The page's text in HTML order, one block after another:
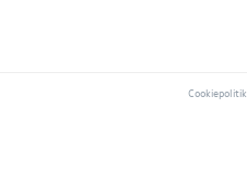
Cookiepolitik